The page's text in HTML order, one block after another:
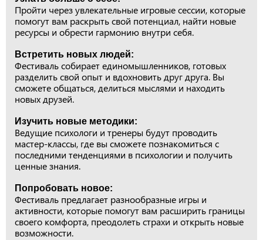
Пройти через увлекательные игровые сессии, которые
помогут вам раскрыть свой потенциал, найти новые
ресурсы и обрести гармонию внутри себя.
Встретить новых людей:
Фестиваль собирает единомышленников, готовых
разделить свой опыт и вдохновить друг друга. Вы
сможете общаться, делиться мыслями и находить
новых друзей.
Изучить новые методики:
Ведущие психологи и тренеры будут проводить
мастер-классы, где вы сможете познакомиться с
последними тенденциями в психологии и получить
ценные знания.
Попробовать новое:
Фестиваль предлагает разнообразные игры и
активности, которые помогут вам расширить границы
своего комфорта, преодолеть страхи и открыть новые
возможности.